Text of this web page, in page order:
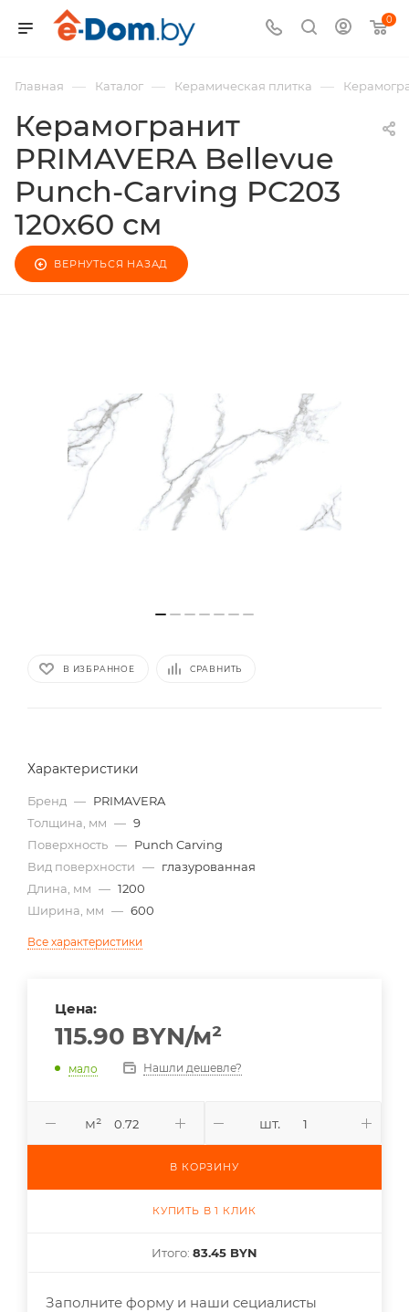
0
Главная — Каталог — Керамическая плитка —
Керамогранит
PRIMAVERA Bellevue
Punch-Carving PC203
120х60 см
ВЕРНУТЬСЯ НАЗАД
В ИЗБРАННОЕ СРАВНИТЬ
Характеристики
Бренд — PRIMAVERA
Толщина, мм — 9
Поверхность — Punch Carving
Вид поверхности — глазурованная
Длина, мм — 1200
Ширина, мм — 600
Все характеристики
Цена:
115.90 BYN/м²
мало Нашли дешевле?
м² шт.
В КОРЗИНУ
КУПИТЬ В 1 КЛИК
Итого: 83.45 BYN
Заполните форму и наши сециалисты